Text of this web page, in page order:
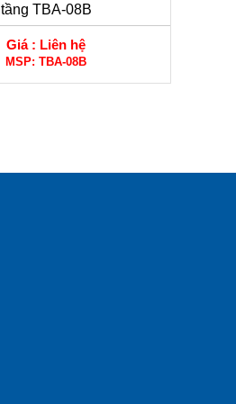
tầng TBA-08B
Giá : Liên hệ
MSP:TBA-08B